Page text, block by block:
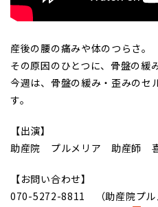
産後の腰の痛みや体のつらさ。
その原因のひとつに、骨盤の緩
今週は、骨盤の緩み・歪みのセ
す。
【出演】
助産院 プルメリア 助産師 喜
【お問い合わせ】
070-5272-8811 （助産院プル